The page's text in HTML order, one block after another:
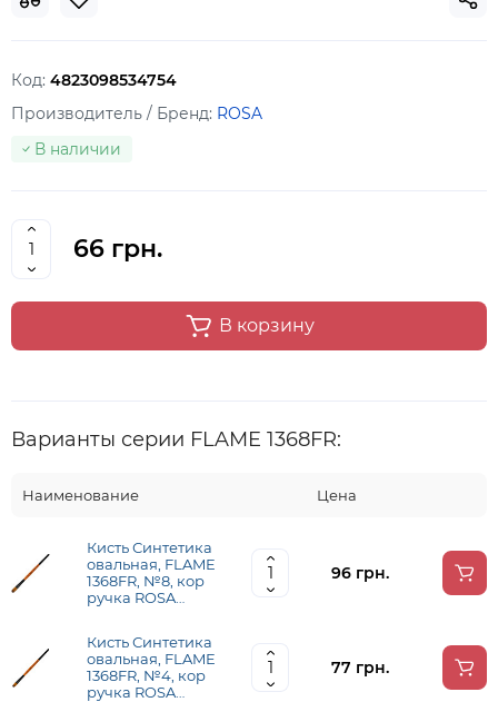
Код: 4823098534754
Производитель / Бренд: ROSA
В наличии
66 грн.
В корзину
Варианты серии FLAME 1368FR:
Наименование Цена
Кисть Синтетика
овальная, FLAME
1368FR, №8, кор
ручка ROSA
96 грн.
Кисть Синтетика
овальная, FLAME
1368FR, №4, кор
ручка ROSA
77 грн.